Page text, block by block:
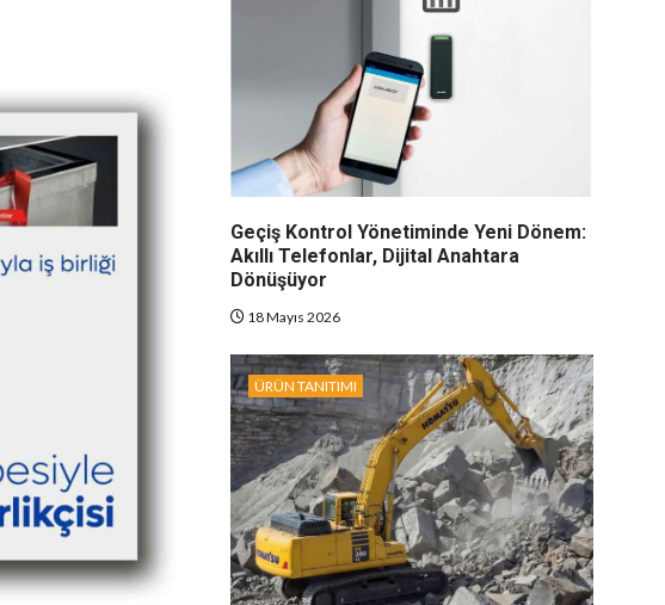
Geçiş Kontrol Yönetiminde Yeni Dönem:
Akıllı Telefonlar, Dijital Anahtara
Dönüşüyor
18 Mayıs 2026
ÜRÜN TANITIMI